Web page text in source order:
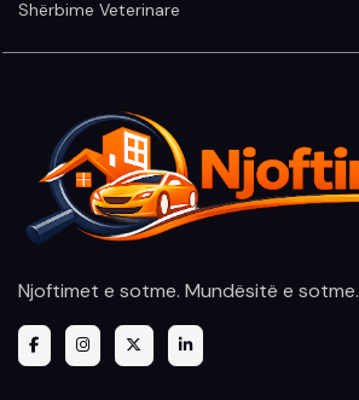
Shërbime Veterinare
Njoftimet e sotme. Mundësitë e sotme.